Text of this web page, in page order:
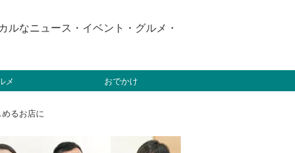
なニュース・イベント・グルメ・
メ おでかけ
るお店に